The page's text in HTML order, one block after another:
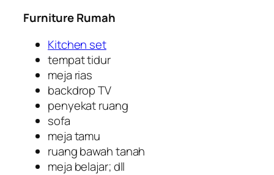
Furniture Rumah
Kitchen set
tempat tidur
meja rias
backdrop TV
penyekat ruang
sofa
meja tamu
ruang bawah tanah
meja belajar; dll